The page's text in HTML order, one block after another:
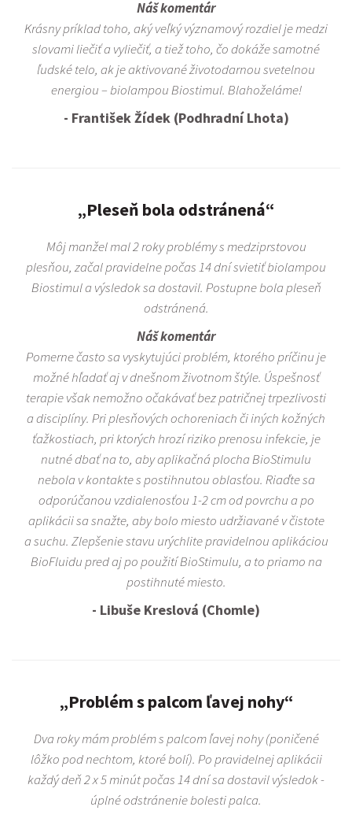
Náš komentár
Krásny príklad toho, aký veľký významový rozdiel je medzi
slovami liečiť a vyliečiť, a tiež toho, čo dokáže samotné
ľudské telo, ak je aktivované životodarnou svetelnou
energiou – biolampou Biostimul. Blahoželáme!
- František Žídek (Podhradní Lhota)
„Pleseň bola odstránená“
Môj manžel mal 2 roky problémy s medziprstovou
plesňou, začal pravidelne počas 14 dní svietiť biolampou
Biostimul a výsledok sa dostavil. Postupne bola pleseň
odstránená.
Náš komentár
Pomerne často sa vyskytujúci problém, ktorého príčinu je
možné hľadať aj v dnešnom životnom štýle. Úspešnosť
terapie však nemožno očakávať bez patričnej trpezlivosti
a disciplíny. Pri plesňových ochoreniach či iných kožných
ťažkostiach, pri ktorých hrozí riziko prenosu infekcie, je
nutné dbať na to, aby aplikačná plocha BioStimulu
nebola v kontakte s postihnutou oblasťou. Riaďte sa
odporúčanou vzdialenosťou 1-2 cm od povrchu a po
aplikácii sa snažte, aby bolo miesto udržiavané v čistote
a suchu. Zlepšenie stavu urýchlite pravidelnou aplikáciou
BioFluidu pred aj po použití BioStimulu, a to priamo na
postihnuté miesto.
- Libuše Kreslová (Chomle)
„Problém s palcom ľavej nohy“
Dva roky mám problém s palcom ľavej nohy (poničené
lôžko pod nechtom, ktoré bolí). Po pravidelnej aplikácii
každý deň 2 x 5 minút počas 14 dní sa dostavil výsledok -
úplné odstránenie bolesti palca.